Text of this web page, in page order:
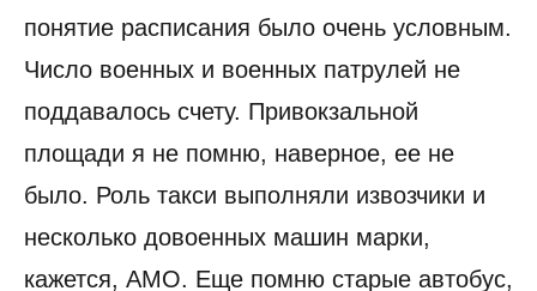
понятие расписания было очень условным.
Число военных и военных патрулей не
поддавалось счету. Привокзальной
площади я не помню, наверное, ее не
было. Роль такси выполняли извозчики и
несколько довоенных машин марки,
кажется, АМО. Еще помню старые автобус,